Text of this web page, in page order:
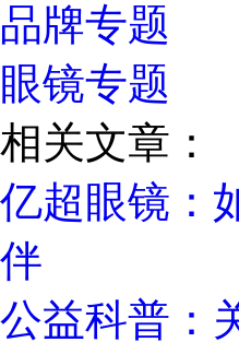
品牌专题
眼镜专题
相关文章：
亿超眼镜：
伴
公益科普：